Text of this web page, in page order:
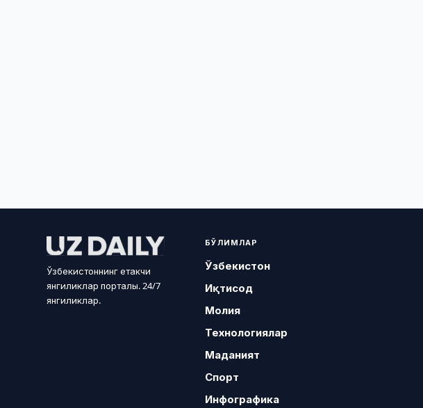
Ўзбекистоннинг етакчи
янгиликлар порталы. 24/7
янгиликлар.
БЎЛИМЛАР
Ўзбекистон
Иқтисод
Молия
Технологиялар
Маданият
Спорт
Инфографика